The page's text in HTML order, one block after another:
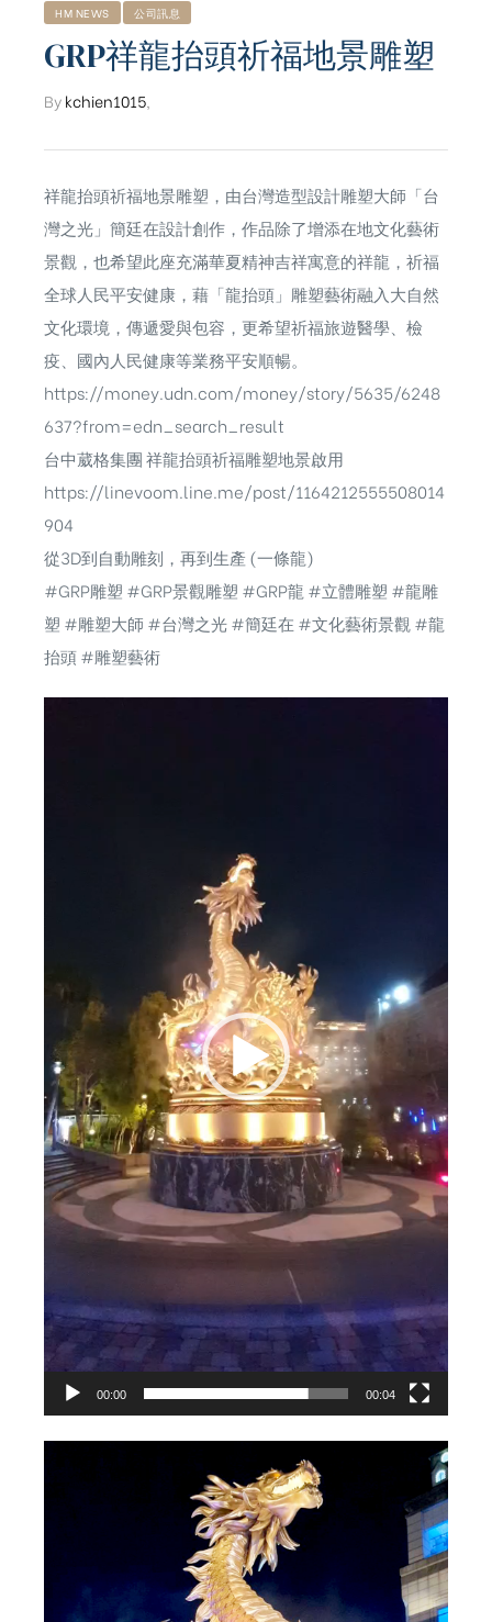
HM NEWS 公司訊息
GRP祥龍抬頭祈福地景雕塑
Bykchien1015,
祥龍抬頭祈福地景雕塑，由台灣造型設計雕塑大師「台
灣之光」簡廷在設計創作，作品除了增添在地文化藝術
景觀，也希望此座充滿華夏精神吉祥寓意的祥龍，祈福
全球人民平安健康，藉「龍抬頭」雕塑藝術融入大自然
文化環境，傳遞愛與包容，更希望祈福旅遊醫學、檢
疫、國內人民健康等業務平安順暢。
https://money.udn.com/money/story/5635/6248
637?from=edn_search_result
台中葳格集團 祥龍抬頭祈福雕塑地景啟用
https://linevoom.line.me/post/1164212555508014
904
從3D到自動雕刻，再到生產 (一條龍)
#GRP雕塑 #GRP景觀雕塑 #GRP龍 #立體雕塑 #龍雕
塑 #雕塑大師 #台灣之光 #簡廷在 #文化藝術景觀 #龍
抬頭 #雕塑藝術
00:00 00:04